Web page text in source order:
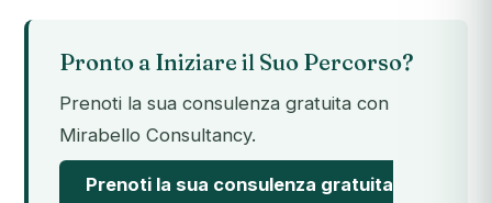
Pronto a Iniziare il Suo Percorso?
Prenoti la sua consulenza gratuita con
Mirabello Consultancy.
Prenoti la sua consulenza gratuita